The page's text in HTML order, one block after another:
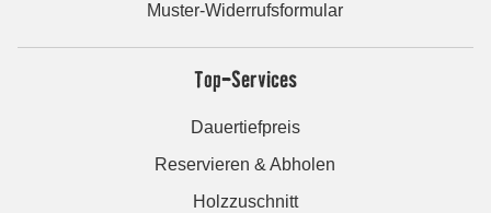
Muster-Widerrufsformular
Top-Services
Dauertiefpreis
Reservieren & Abholen
Holzzuschnitt